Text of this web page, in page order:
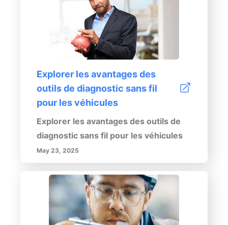
Explorer les avantages des
outils de diagnostic sans fil
pour les véhicules
Explorer les avantages des outils de
diagnostic sans fil pour les véhicules
May 23, 2025